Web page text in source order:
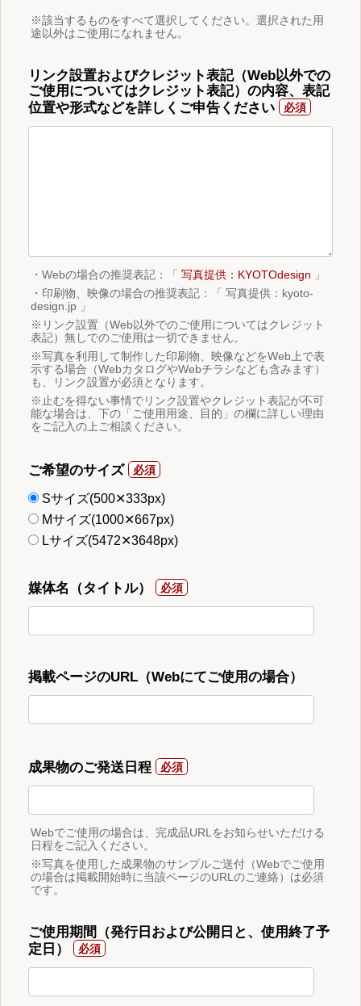
※該当するものをすべて選択してください。選択された用
途以外はご使用になれません。
リンク設置およびクレジット表記（Web以外での
ご使用についてはクレジット表記）の内容、表記
位置や形式などを詳しくご申告ください
・Webの場合の推奨表記：「 写真提供：KYOTOdesign 」
・印刷物、映像の場合の推奨表記：「 写真提供：kyoto-
design.jp 」
※リンク設置（Web以外でのご使用についてはクレジット
表記）無しでのご使用は一切できません。
※写真を利用して制作した印刷物、映像などをWeb上で表
示する場合（WebカタログやWebチラシなども含みます）
も、リンク設置が必須となります。
※止むを得ない事情でリンク設置やクレジット表記が不可
能な場合は、下の「ご使用用途、目的」の欄に詳しい理由
をご記入の上ご相談ください。
ご希望のサイズ
Sサイズ(500✕333px)
Mサイズ(1000✕667px)
Lサイズ(5472✕3648px)
媒体名（タイトル）
掲載ページのURL（Webにてご使用の場合）
成果物のご発送日程
Webでご使用の場合は、完成品URLをお知らせいただける
日程をご記入ください。
※写真を使用した成果物のサンプルご送付（Webでご使用
の場合は掲載開始時に当該ページのURLのご連絡）は必須
です。
ご使用期間（発行日および公開日と、使用終了予
定日）